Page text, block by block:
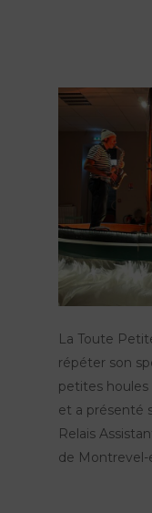
La Toute
répéter son
petites houles
et a présenté
Relais
de Montrevel-